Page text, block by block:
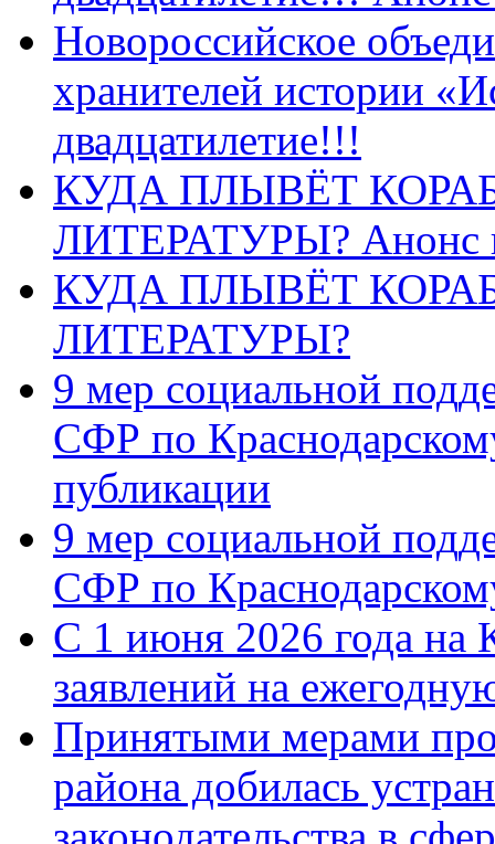
Новороссийское
хранителей истории
двадцатилетие!!!
КУДА ПЛЫВЁТ
ЛИТЕРАТУРЫ? Анонс
КУДА ПЛЫВЁТ
ЛИТЕРАТУРЫ?
9 мер социальной
СФР по
публикации
9 мер социальной
СФР по
С 1 июня 2026 года на
заявлений на
Принятыми мерами
района добилась